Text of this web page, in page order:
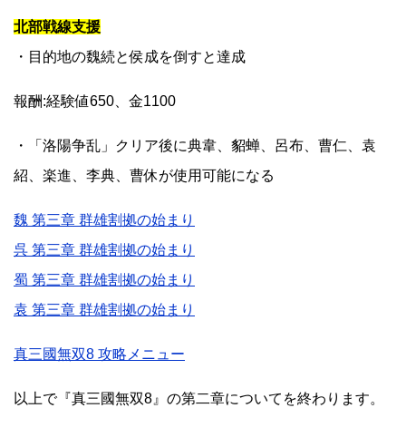
北部戦線支援
・目的地の魏続と侯成を倒すと達成
報酬:経験値650、金1100
・「洛陽争乱」クリア後に典韋、貂蝉、呂布、曹仁、袁
紹、楽進、李典、曹休が使用可能になる
魏 第三章 群雄割拠の始まり
呉 第三章 群雄割拠の始まり
蜀 第三章 群雄割拠の始まり
袁 第三章 群雄割拠の始まり
真三國無双8 攻略メニュー
以上で『真三國無双8』の第二章についてを終わります。